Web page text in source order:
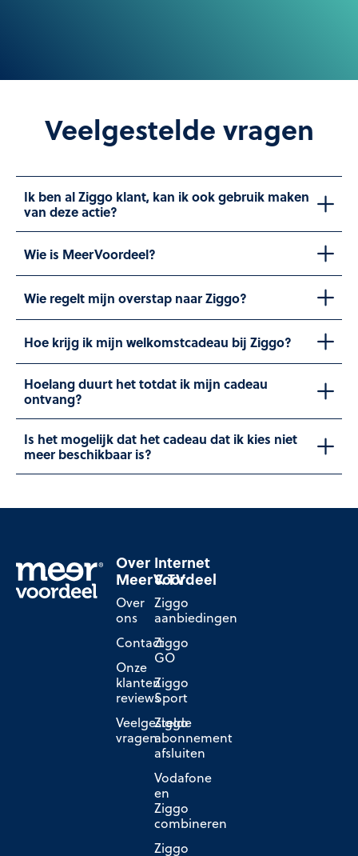
Veelgestelde vragen
Ik ben al Ziggo klant, kan ik ook gebruik maken
van deze actie?
Wie is MeerVoordeel?
Wie regelt mijn overstap naar Ziggo?
Hoe krijg ik mijn welkomstcadeau bij Ziggo?
Hoelang duurt het totdat ik mijn cadeau
ontvang?
Is het mogelijk dat het cadeau dat ik kies niet
meer beschikbaar is?
Over
MeerVoordeel
Over
ons
Contact
Onze
klanten
reviews
Veelgestelde
vragen
Internet
& TV
Ziggo
aanbiedingen
Ziggo
GO
Ziggo
Sport
Ziggo
abonnement
afsluiten
Vodafone
en
Ziggo
combineren
Ziggo